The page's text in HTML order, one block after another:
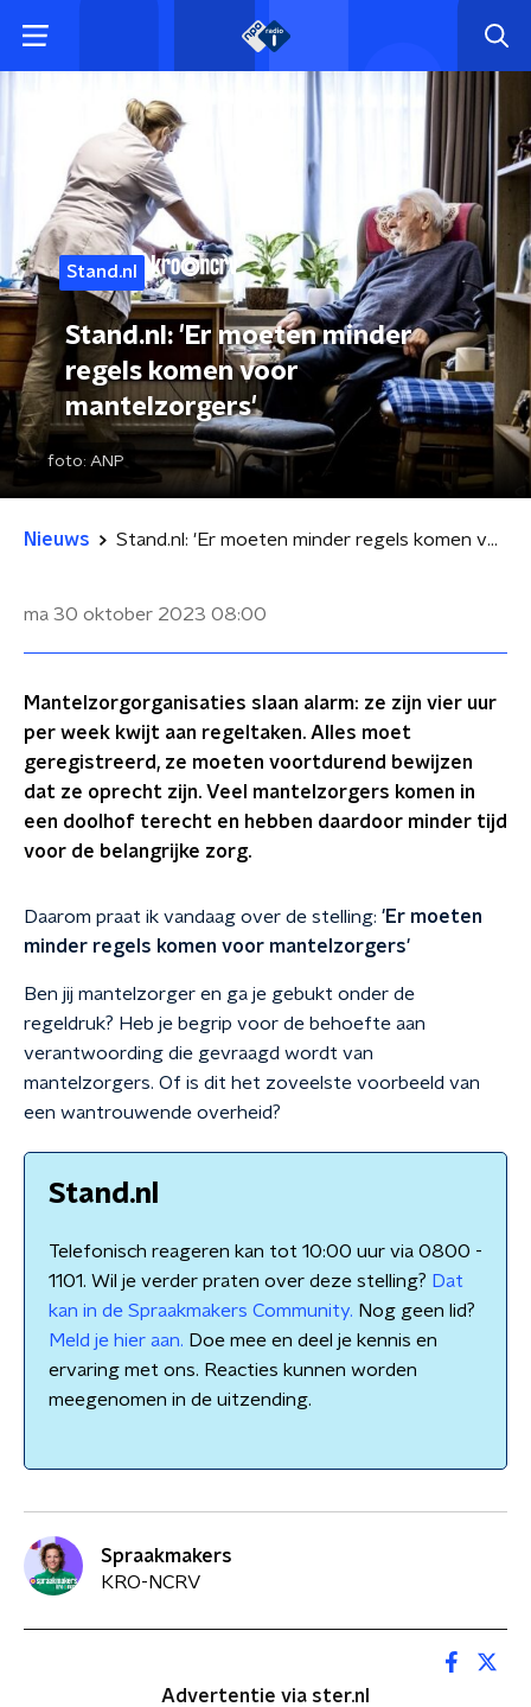
Stand.nl
Stand.nl: 'Er moeten minder
regels komen voor
mantelzorgers'
foto: ANP
Nieuws Stand.nl: 'Er moeten minder regels komen voor mantelzorgers'
ma 30 oktober 2023 08:00
Mantelzorgorganisaties slaan alarm: ze zijn vier uur
per week kwijt aan regeltaken. Alles moet
geregistreerd, ze moeten voortdurend bewijzen
dat ze oprecht zijn. Veel mantelzorgers komen in
een doolhof terecht en hebben daardoor minder tijd
voor de belangrijke zorg.
Daarom praat ik vandaag over de stelling: 'Er moeten
minder regels komen voor mantelzorgers'
Ben jij mantelzorger en ga je gebukt onder de
regeldruk? Heb je begrip voor de behoefte aan
verantwoording die gevraagd wordt van
mantelzorgers. Of is dit het zoveelste voorbeeld van
een wantrouwende overheid?
Stand.nl
Telefonisch reageren kan tot 10:00 uur via 0800 -
1101. Wil je verder praten over deze stelling? Dat
kan in de Spraakmakers Community. Nog geen lid?
Meld je hier aan. Doe mee en deel je kennis en
ervaring met ons. Reacties kunnen worden
meegenomen in de uitzending.
Spraakmakers
KRO-NCRV
Advertentie via ster.nl